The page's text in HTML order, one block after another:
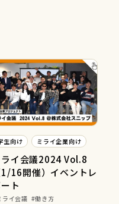
生向け ミライ企業向け
ライ会議2024 Vol.8
1/16開催）イベントレ
ト
ライ会議
働き方